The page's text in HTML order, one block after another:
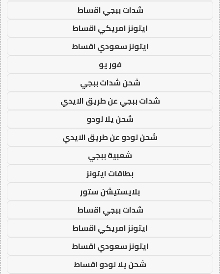
شدات ببجي اقساط
ايتونز امريكي اقساط
ايتونز سعودي اقساط
فور يو
شحن شدات ببجي
شدات ببجي عن طريق الايدي
شحن يلا لودو
شحن لودو عن طريق الايدي
شعبية ببجي
بطاقات ايتونز
بلايستيشن ستور
شدات ببجي اقساط
ايتونز امريكي اقساط
ايتونز سعودي اقساط
شحن يلا لودو اقساط